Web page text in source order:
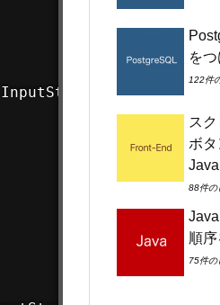
)));
を
122件
ス
ボ
88件の
順
75件の